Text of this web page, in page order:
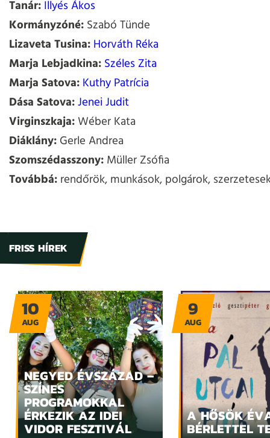
Tanár:Illyés Ákos
Kormányzóné:Szabó Tünde
Lizaveta Tusina:Horváth Réka
Marja Lebjadkina:Széles Zita
Marja Satova:Kuthy Patrícia
Dása Satova:Jenei Judit
Virginszkaja:Wéber Kata
Diáklány:Gerle Andrea
Szomszédasszony:Müller Zsófia
Továbbá:rendőrök, munkások, polgárok,
FRISS HÍREK
NEGYED ÉVSZÁZAD –
SZÍNES
PROGRAMOKKAL
ÉRKEZIK AZ IDEI
VIDOR FESZTIVÁL
10
AUG
A HŐSÖK
BÉRLETTEL
9
AUG